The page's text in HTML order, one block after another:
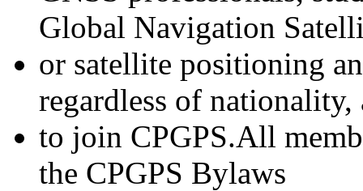
Global Navigation
or satellite positioning
regardless of nationality,
to join CPGPS.All
the CPGPS Bylaws